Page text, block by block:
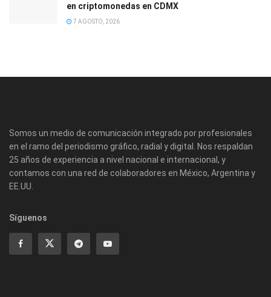
en criptomonedas en CDMX
7 AGOSTO, 2026
Somos un medio de comunicación integrado por profesionales
en el ramo del periodismo gráfico, radial y digital. Nos respaldan
25 años de experiencia a nivel nacional e internacional, y
contamos con una red de colaboradores en México, Argentina y
EE.UU.
Síguenos